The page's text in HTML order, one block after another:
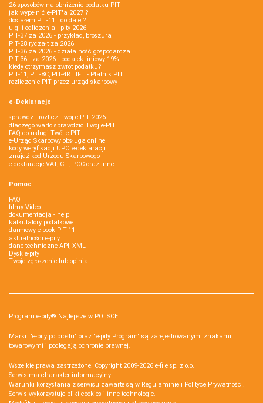
26 sposobów na obniżenie podatku PIT
jak wypełnić e-PIT'a 2027 ?
dostałem PIT-11 i co dalej?
ulgi i odliczenia - pity 2026
PIT-37 za 2026 - przykład, broszura
PIT-28 ryczałt za 2026
PIT-36 za 2026 - działalność gospodarcza
PIT-36L za 2026 - podatek liniowy 19%
kiedy otrzymasz zwrot podatku?
PIT-11, PIT-8C, PIT-4R i IFT - Płatnik PIT
rozliczenie PIT przez urząd skarbowy
e-Deklaracje
sprawdź i rozlicz Twój e PIT 2026
dlaczego warto sprawdzić Twój e-PIT
FAQ do usługi Twój e-PIT
e-Urząd Skarbowy obsługa online
kody weryfikacji UPO e-deklaracji
znajdź kod Urzędu Skarbowego
e-deklaracje VAT, CIT, PCC oraz inne
Pomoc
FAQ
filmy Video
dokumentacja - help
kalkulatory podatkowe
darmowy e-book PIT-11
aktualności e-pity
dane techniczne API, XML
Dysk e-pity
Twoje zgłoszenie lub opinia
Program e-pity® Najlepsze w POLSCE.
Marki: "e-pity po prostu" oraz "e-pity Program" są zarejestrowanymi znakami
towarowymi i podlegają ochronie prawnej.
Wszelkie prawa zastrzeżone. Copyright 2009-2026 e-file sp. z o.o.
Serwis ma charakter informacyjny.
Warunki korzystania z serwisu zawarte są w Regulaminie i Polityce Prywatności.
Serwis wykorzystuje pliki cookies i inne technologie.